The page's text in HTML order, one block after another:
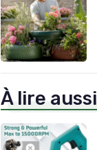
À lire aussi